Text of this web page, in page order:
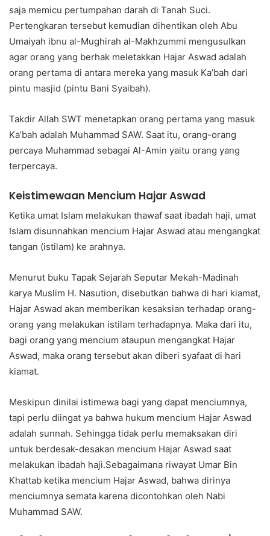
saja memicu pertumpahan darah di Tanah Suci.
Pertengkaran tersebut kemudian dihentikan oleh Abu
Umaiyah ibnu al-Mughirah al-Makhzummi mengusulkan
agar orang yang berhak meletakkan Hajar Aswad adalah
orang pertama di antara mereka yang masuk Ka’bah dari
pintu masjid (pintu Bani Syaibah).
Takdir Allah SWT menetapkan orang pertama yang masuk
Ka’bah adalah Muhammad SAW. Saat itu, orang-orang
percaya Muhammad sebagai Al-Amin yaitu orang yang
terpercaya.
Keistimewaan Mencium Hajar Aswad
Ketika umat Islam melakukan thawaf saat ibadah haji, umat
Islam disunnahkan mencium Hajar Aswad atau mengangkat
tangan (istilam) ke arahnya.
Menurut buku Tapak Sejarah Seputar Mekah-Madinah
karya Muslim H. Nasution, disebutkan bahwa di hari kiamat,
Hajar Aswad akan memberikan kesaksian terhadap orang-
orang yang melakukan istilam terhadapnya. Maka dari itu,
bagi orang yang mencium ataupun mengangkat Hajar
Aswad, maka orang tersebut akan diberi syafaat di hari
kiamat.
Meskipun dinilai istimewa bagi yang dapat menciumnya,
tapi perlu diingat ya bahwa hukum mencium Hajar Aswad
adalah sunnah. Sehingga tidak perlu memaksakan diri
untuk berdesak-desakan mencium Hajar Aswad saat
melakukan ibadah haji.Sebagaimana riwayat Umar Bin
Khattab ketika mencium Hajar Aswad, bahwa dirinya
menciumnya semata karena dicontohkan oleh Nabi
Muhammad SAW.